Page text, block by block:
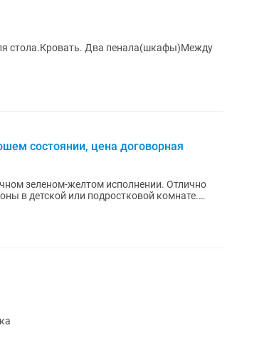
стола.Кровать. Два пенала(шкафы)Между
состоянии, цена договорная
зеленом-желтом исполнении. Отлично
в детской или подростковой комнате.